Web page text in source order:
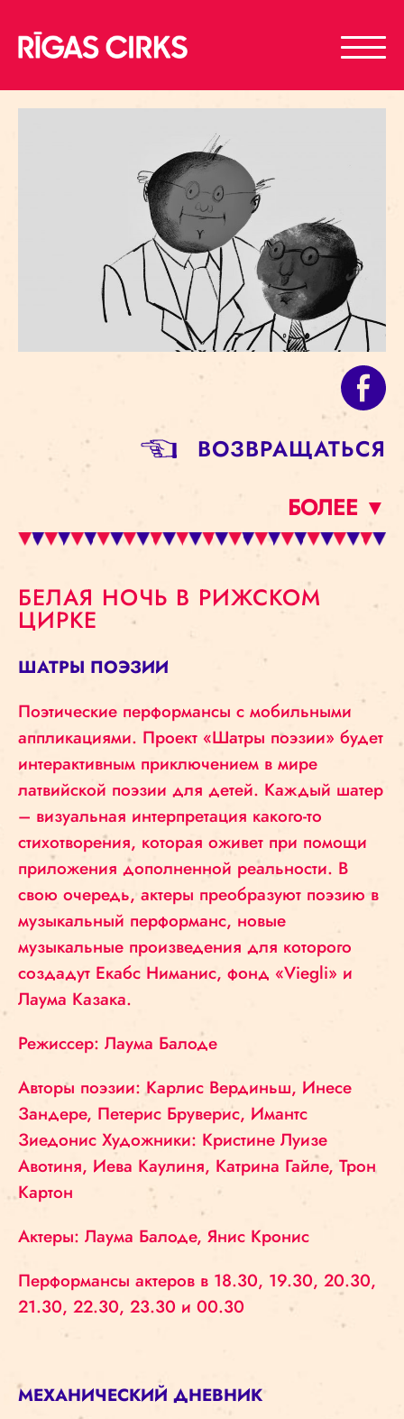
BОЗВРАЩАТЬСЯ
БОЛЕЕ ▼
БЕЛАЯ НОЧЬ В РИЖСКОМ
ЦИРКЕ
ШАТРЫ ПОЭЗИИ
Поэтические перформансы с мобильными
аппликациями. Проект «Шатры поэзии» будет
интерактивным приключением в мире
латвийской поэзии для детей. Каждый шатер
– визуальная интерпретация какого-то
стихотворения, которая оживет при помощи
приложения дополненной реальности. В
свою очередь, актеры преобразуют поэзию в
музыкальный перформанс, новые
музыкальные произведения для которого
создадут Екабс Ниманис, фонд «Viegli» и
Лаума Казака.
Режиссер: Лаума Балоде
Авторы поэзии: Карлис Вердиньш, Инесе
Зандере, Петерис Бруверис, Имантс
Зиедонис Художники: Кристине Луизе
Авотиня, Иева Каулиня, Катрина Гайле, Трон
Картон
Актеры: Лаума Балоде, Янис Кронис
Перформансы актеров в 18.30, 19.30, 20.30,
21.30, 22.30, 23.30 и 00.30
МЕХАНИЧЕСКИЙ ДНЕВНИК